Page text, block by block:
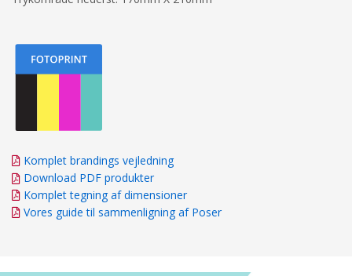
Komplet brandings vejledning
Download PDF produkter
Komplet tegning af dimensioner
Vores guide til sammenligning af Poser